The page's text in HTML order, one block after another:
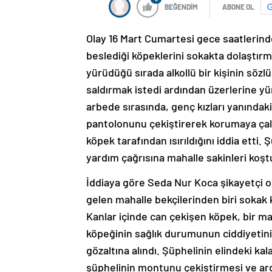
BEĞENDİM ABONE OL
Olay 16 Mart Cumartesi gece
beslediği köpeklerini sokakta
yürüdüğü sırada alkollü bir kişinin
saldırmak istedi ardından üzerlerine
arbede sırasında, genç kızları
pantolonunu çekiştirerek korumaya
köpek tarafından ısırıldığını iddia
yardım çağrısına mahalle sakinleri
İddiaya göre Seda Nur Koca
gelen mahalle bekçilerinden biri
Kanlar içinde can çekişen köpek, bir
köpeğinin sağlık durumunun
gözaltına alındı. Şüphelinin elindeki
şüphelinin montunu çekiştirmesi ve